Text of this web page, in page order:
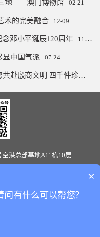
地——澳门博物馆 02-21
术的完美融合 12-09
邓小平诞辰120周年 11-07
显中国气派 07-24
殷墟博物馆新馆开放：克里克邀您共赴殷商文明 四千件珍宝璨若星河
港总部基地A11栋10层
示有限公司All Rights
×
有什么可以帮您？